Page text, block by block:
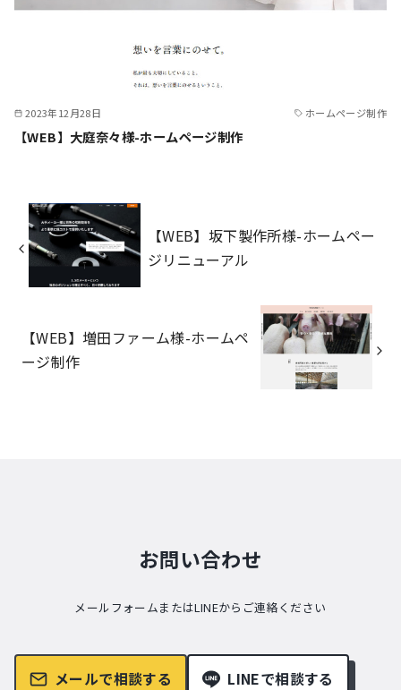
2023年12月28日 ホームページ制作
【WEB】大庭奈々様-ホームページ制作
【WEB】坂下製作所様-ホームペー
ジリニューアル
【WEB】増田ファーム様-ホームペ
ージ制作
お問い合わせ
メールフォームまたはLINEからご連絡ください
メールで相談する LINEで相談する